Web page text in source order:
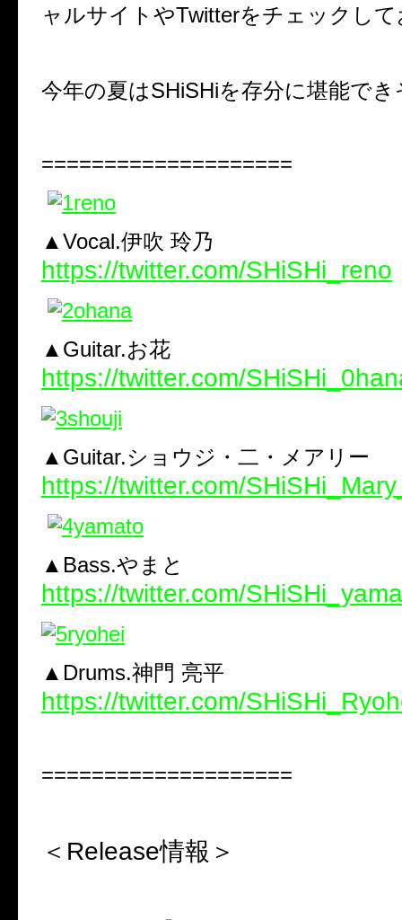
ャルサイトやTwitterをチェックし
今年の夏はSHiSHiを存分に堪能で
====================
▲Vocal.伊吹 玲乃
https://twitter.com/SHiSHi_reno
▲Guitar.お花
https://twitter.com/
▲Guitar.ショウジ・二・メアリー
https://twitter.com/
▲Bass.やまと
https://twitter.com/
▲Drums.神門 亮平
https://twitter.com/
====================
＜ Release情報＞